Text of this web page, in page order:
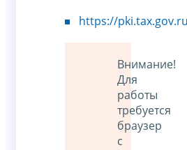
https://
Внимание!
Для
работы
требуется
браузер
с